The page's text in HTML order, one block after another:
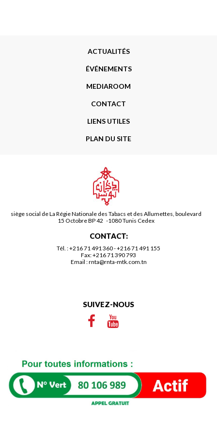
ACTUALITÉS
ÉVÉNEMENTS
MEDIAROOM
CONTACT
LIENS UTILES
PLAN DU SITE
siège social de La Régie Nationale des Tabacs et des Allumettes, boulevard
15 Octobre BP 42 -1080 Tunis Cedex
CONTACT:
Tél. :+216 71 491 360-+216 71 491 155
Fax: +216 71 390 793
Email :rnta@rnta-mtk.com.tn
SUIVEZ-NOUS